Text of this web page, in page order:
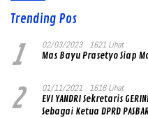
Trending Pos
1 02/03/2023 1621 Lihat
Mas Bayu Prasetyo Siap
2 01/11/2021 1616 Lihat
EVI YANDRI Sekretaris
Sebagai Ketua DPRD